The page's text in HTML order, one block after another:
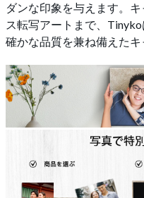
ダンな印象を与えます。
ス転写アートまで、
確かな品質を兼ね備えたキ